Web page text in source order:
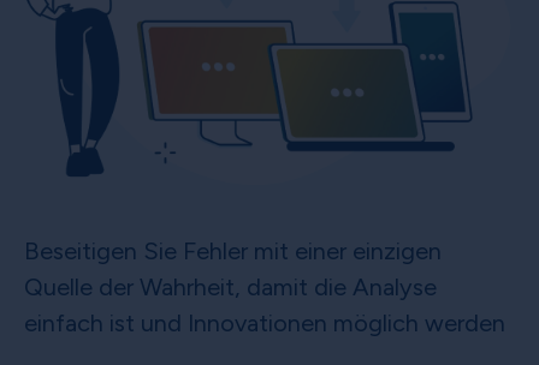
Beseitigen Sie Fehler mit einer einzigen
Quelle der Wahrheit, damit die Analyse
einfach ist und Innovationen möglich werden